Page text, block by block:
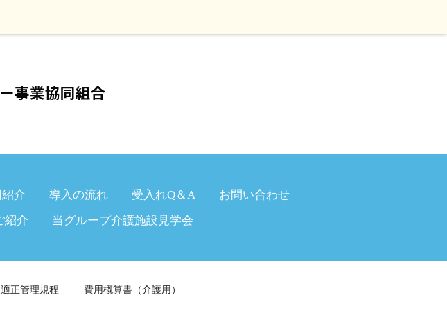
介 導入の流れ 受入れQ＆A
お問い合わせ
紹介
当グループ介護施設見学会
正管理規程 費用概算書（介護用）